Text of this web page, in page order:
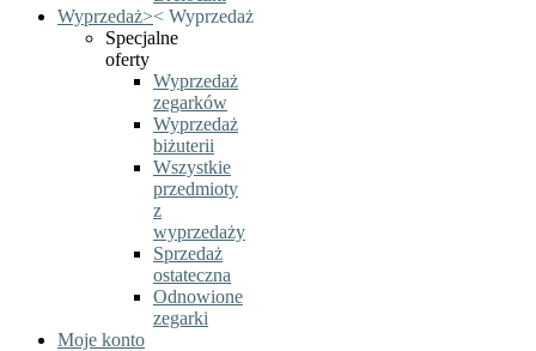
Wyprzedaż>< Wyprzedaż
Specjalne
oferty
Wyprzedaż
zegarków
Wyprzedaż
biżuterii
Wszystkie
przedmioty
z
wyprzedaży
Sprzedaż
ostateczna
Odnowione
zegarki
Moje konto